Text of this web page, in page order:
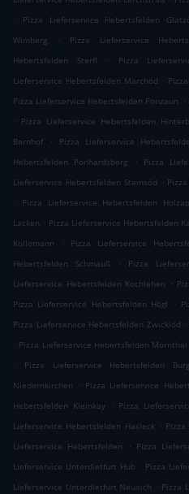
.
Pizza Lieferservice Hebertsfelden
Wimberg
. Pizza Lieferservice
Hebertsfelden Sterfl
. Pizza
Lieferservice Hebertsfelden Marchöd .
Pizza Lieferservice Hebertsfelden Ponzaun .
. Pizza Lieferservice Hebertsfelden
Bernhof
. Pizza Lieferservice
Hebertsfelden Ponhardsberg
. Pizza
Lieferservice Hebertsfelden Steinsöd .
.
Pizza Lieferservice Hebertsfelden
Lacken . Pizza Lieferservice Hebertsfelden
Kollomann
. Pizza Lieferservice
Hebertsfelden Schmauß
. Pizza
Lieferservice Hebertsfelden Kochlehen
.
Pizza Lieferservice Hebertsfelden Högl
.
Pizza Lieferservice Hebertsfelden Zwicklöd .
. Pizza Lieferservice Hebertsfelden Mornthal
.
Pizza Lieferservice Hebertsfelden Burg
Niedernkirchen
. Pizza Lieferservice
Hebertsfelden Kleinkay
. Pizza
Lieferservice Hebertsfelden Hasleck .
Lieferservice Hebertsfelden
. Pizza
Lieferservice Unterdietfurt Hub . Pizza
Lieferservice Unterdietfurt Neuaich . Pizza